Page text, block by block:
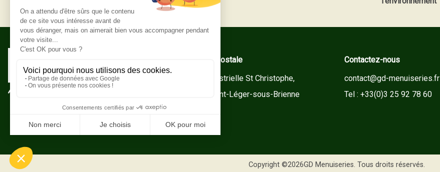
Adresse postale
Zone Industrielle St Christophe,
10500 Saint-Léger-sous-Brienne
Contactez-nous
contact@gd-menuiseries.fr
Tel : +33(0)3 25 92 78 60
Copyright ©2026GD Menuiseries. Tous droits réservés.